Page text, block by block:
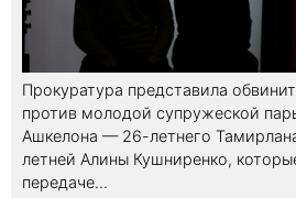
Прокуратура представила
против молодой супружеской
Ашкелона — 26-летнего
летней Алины Кушниренко,
передаче...